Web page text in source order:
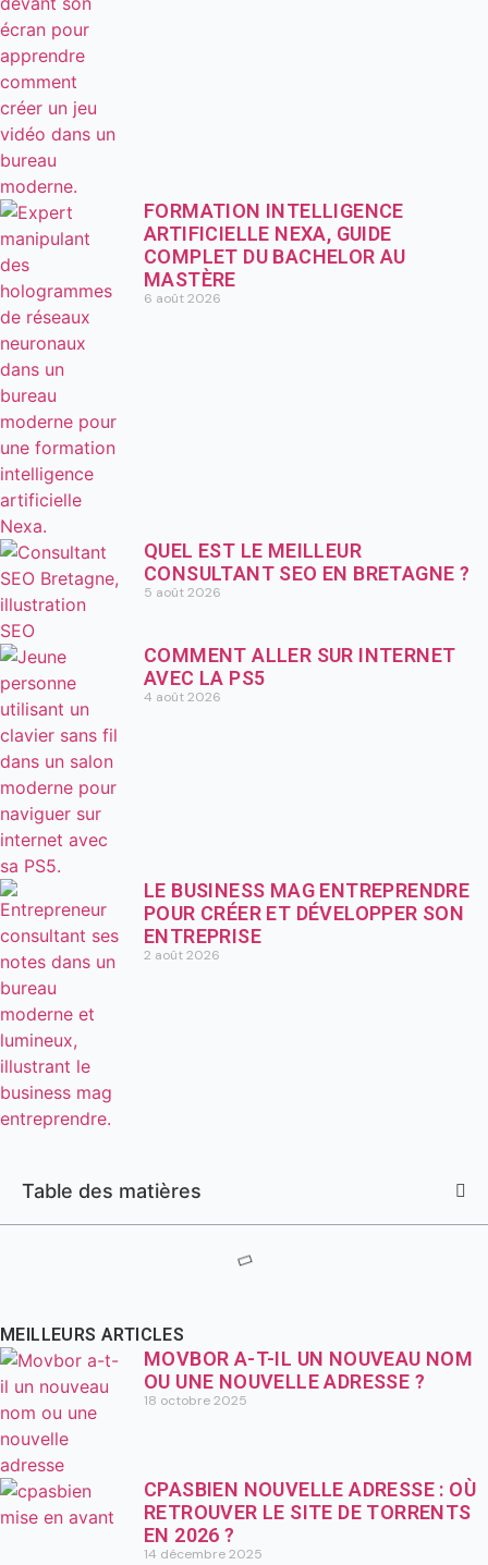
FORMATION INTELLIGENCE
ARTIFICIELLE NEXA, GUIDE
COMPLET DU BACHELOR AU
MASTÈRE
6 août 2026
QUEL EST LE MEILLEUR
CONSULTANT SEO EN BRETAGNE ?
5 août 2026
COMMENT ALLER SUR INTERNET
AVEC LA PS5
4 août 2026
LE BUSINESS MAG ENTREPRENDRE
POUR CRÉER ET DÉVELOPPER SON
ENTREPRISE
2 août 2026
Table des matières
MEILLEURS ARTICLES
MOVBOR A-T-IL UN NOUVEAU NOM
OU UNE NOUVELLE ADRESSE ?
18 octobre 2025
CPASBIEN NOUVELLE ADRESSE : OÙ
RETROUVER LE SITE DE TORRENTS
EN 2026 ?
14 décembre 2025